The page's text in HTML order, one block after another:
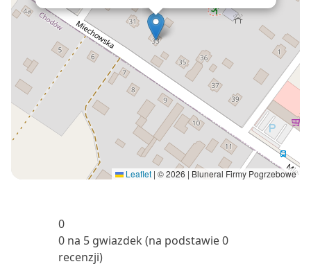
Leaflet | © 2026 | Bluneral Firmy Pogrzebowe
0
0 na 5 gwiazdek (na podstawie 0
recenzji)